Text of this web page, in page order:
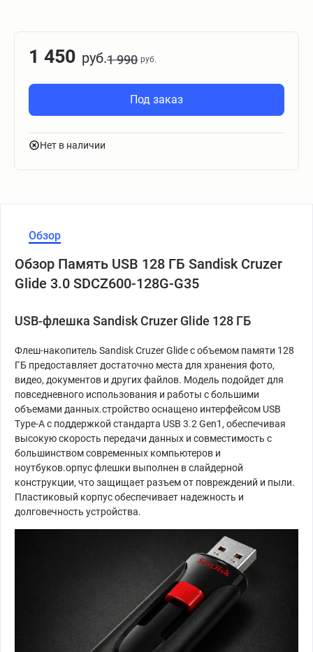
1 450 руб.1 990 руб.
Под заказ
Нет в наличии
Обзор
Обзор Память USB 128 ГБ Sandisk Cruzer
Glide 3.0 SDCZ600-128G-G35
USB-флешка Sandisk Cruzer Glide 128 ГБ
Флеш-накопитель Sandisk Cruzer Glide с объемом памяти 128
ГБ предоставляет достаточно места для хранения фото,
видео, документов и других файлов. Модель подойдет для
повседневного использования и работы с большими
объемами данных.стройство оснащено интерфейсом USB
Type-A с поддержкой стандарта USB 3.2 Gen1, обеспечивая
высокую скорость передачи данных и совместимость с
большинством современных компьютеров и
ноутбуков.орпус флешки выполнен в слайдерной
конструкции, что защищает разъем от повреждений и пыли.
Пластиковый корпус обеспечивает надежность и
долговечность устройства.